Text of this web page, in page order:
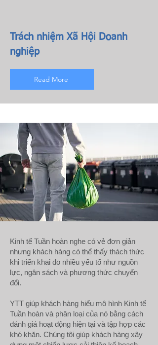
Trách nhiệm Xã Hội Doanh
nghiệp
Read More
Kinh tế Tuần hoàn nghe có vẻ đơn giản
nhưng khách hàng có thể thấy thách thức
khi triển khai do nhiều yếu tố như nguồn
lực, ngân sách và phương thức chuyển
đổi.
YTT giúp khách hàng hiểu mô hình Kinh tế
Tuần hoàn và phân loại của nó bằng cách
đánh giá hoạt động hiện tại và tập hợp các
khó khăn. Chúng tôi giúp khách hàng xây